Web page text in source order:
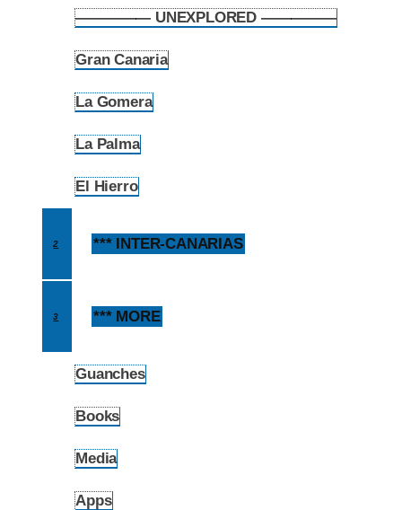
————— UNEXPLORED —————
Gran Canaria
La Gomera
La Palma
El Hierro
2 *** INTER-CANARIAS
3 *** MORE
Guanches
Books
Media
Apps